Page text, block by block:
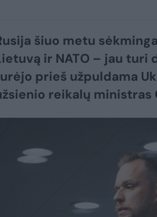
šiuo metu
ir NATO – jau turi
prieš užpuldama
reikalų ministras